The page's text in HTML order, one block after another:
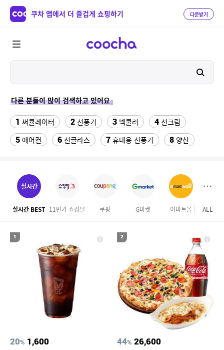
쿠차 앱에서 더 즐겁게 쇼핑하기 다운받기
다른 분들이 많이 검색하고 있어요
1 써큘레이터 2 선풍기 3 넥쿨러 4 선크림
5 에어컨 6 선글라스 7 휴대용 선풍기 8 양산
11 실외기없는 에어컨 라인댄스옷
14 나이키 운동화
16 미니인형뽑기기계 17 메가커피 18 차량햇빛가리개
에스티로더 더블 웨어 파운데이션 30ml(SPF10)
워터파크
ALL
실시간
실시간 BEST 11번가 쇼킹딜 쿠팡 G마켓 이마트몰 오늘
1
20% 1,600
2
44% 26,600